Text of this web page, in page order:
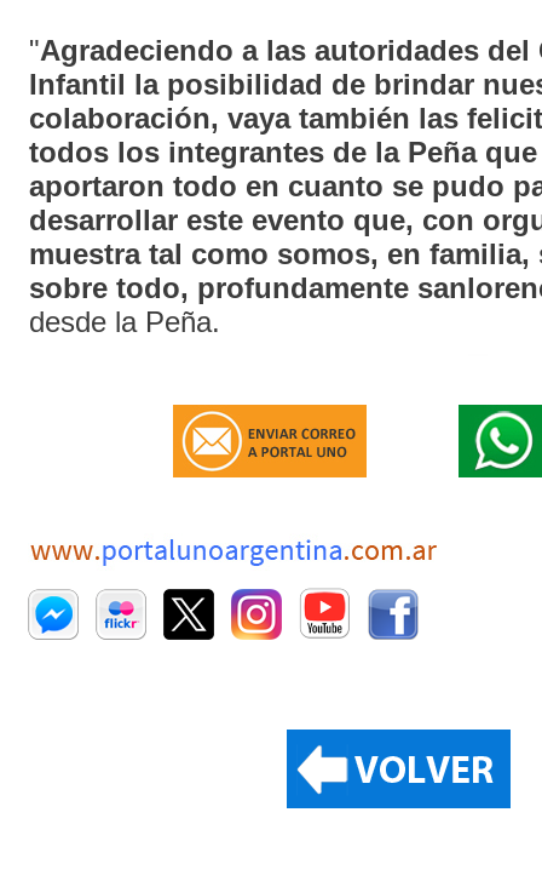
"Agradeciendo a las autoridades del
Infantil la posibilidad de brindar
colaboración, vaya también las
todos los integrantes de la Peña
aportaron todo en cuanto se pudo
desarrollar este evento que, con
muestra tal como somos, en
sobre todo, profundamente
desde la Peña.